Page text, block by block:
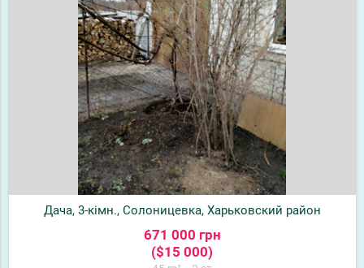
Дача, 3-кімн., Солоницевка, Харьковский район
671 000 грн
($15 000)